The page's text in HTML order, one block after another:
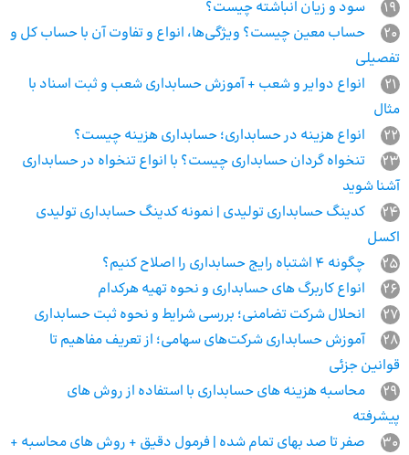
19
سود و زیان انباشته چیست؟
20
حساب معین چیست؟ ویژگی‌ها، انواع و تفاوت آن با حساب کل و
تفصیلی
21
انواع دوایر و شعب + آموزش حسابداری شعب و ثبت اسناد با
مثال
22
انواع هزینه در حسابداری؛ حسابداری هزینه چیست؟
23
تنخواه گردان حسابداری چیست؟ با انواع تنخواه در حسابداری
آشنا شوید
24
کدینگ حسابداری تولیدی | نمونه کدینگ حسابداری تولیدی
اکسل
25
چگونه 4 اشتباه رایج حسابداری را اصلاح کنیم؟
26
انواع کاربرگ های حسابداری و نحوه تهیه هرکدام
27
انحلال شرکت تضامنی؛ بررسی شرایط و نحوه ثبت حسابداری
28
آموزش حسابداری شرکت‌های سهامی؛ از تعریف مفاهیم تا
قوانین جزئی
29
محاسبه هزینه های حسابداری با استفاده از روش های
پیشرفته
30
صفر تا صد بهای تمام شده | فرمول دقیق + روش‌ های محاسبه +